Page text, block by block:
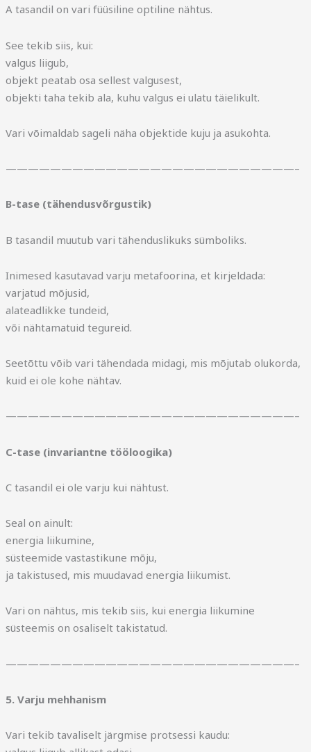
A tasandil on vari füüsiline optiline nähtus.
See tekib siis, kui:
valgus liigub,
objekt peatab osa sellest valgusest,
objekti taha tekib ala, kuhu valgus ei ulatu täielikult.
Vari võimaldab sageli näha objektide kuju ja asukohta.
——————————————————————————–
B-tase (tähendusvõrgustik)
B tasandil muutub vari tähenduslikuks sümboliks.
Inimesed kasutavad varju metafoorina, et kirjeldada:
varjatud mõjusid,
alateadlikke tundeid,
või nähtamatuid tegureid.
Seetõttu võib vari tähendada midagi, mis mõjutab olukorda,
kuid ei ole kohe nähtav.
——————————————————————————–
C-tase (invariantne tööloogika)
C tasandil ei ole varju kui nähtust.
Seal on ainult:
energia liikumine,
süsteemide vastastikune mõju,
ja takistused, mis muudavad energia liikumist.
Vari on nähtus, mis tekib siis, kui energia liikumine
süsteemis on osaliselt takistatud.
——————————————————————————–
5. Varju mehhanism
Vari tekib tavaliselt järgmise protsessi kaudu: